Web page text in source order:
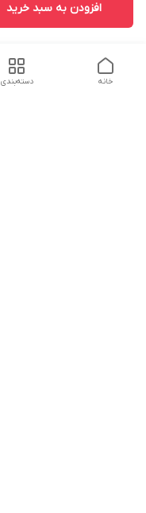
افزودن به سبد خرید
دسته‌بندی خانه